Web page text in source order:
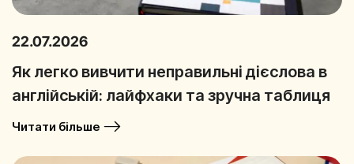
22.07.2026
Як легко вивчити неправильні дієслова в
англійській: лайфхаки та зручна таблиця
Читати більше